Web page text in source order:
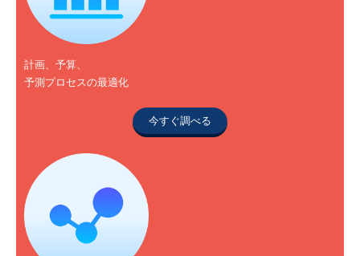
計画、予算、
予測プロセスの最適化
今すぐ調べる